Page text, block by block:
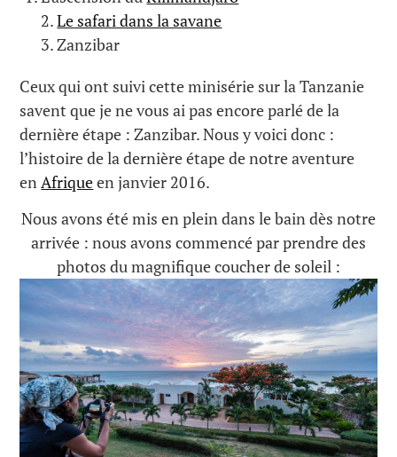
2.Le safari dans la savane
3. Zanzibar
Ceux qui ont suivi cette minisérie sur la Tanzanie
savent que je ne vous ai pas encore parlé de la
dernière étape : Zanzibar. Nous y voici donc :
l’histoire de la dernière étape de notre aventure
enAfriqueen janvier 2016.
Nous avons été mis en plein dans le bain dès notre
arrivée : nous avons commencé par prendre des
photos du magnifique coucher de soleil :